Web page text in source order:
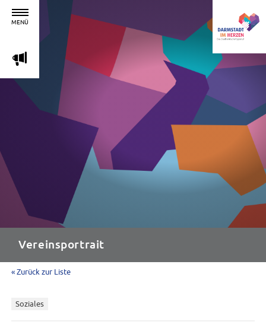
MENÜ
m
Vereinsportrait
« Zurück zur Liste
Soziales